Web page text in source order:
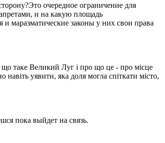
очередное ограничение для
и на какую площадь
маразматические законы у них свои права
що таке Великий Луг і про що це - про місце
уявити, яка доля могла спіткати місто,
пока выйдет на связь.